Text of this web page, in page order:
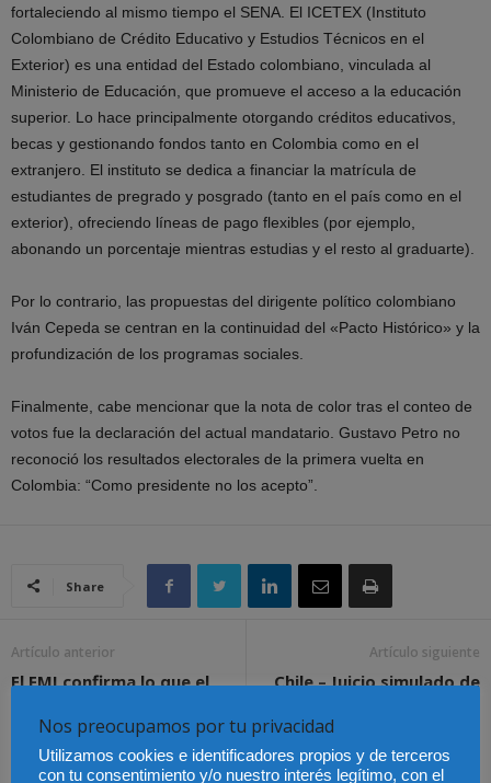
fortaleciendo al mismo tiempo el SENA. El ICETEX (Instituto
Colombiano de Crédito Educativo y Estudios Técnicos en el
Exterior) es una entidad del Estado colombiano, vinculada al
Ministerio de Educación, que promueve el acceso a la educación
superior. Lo hace principalmente otorgando créditos educativos,
becas y gestionando fondos tanto en Colombia como en el
extranjero. El instituto se dedica a financiar la matrícula de
estudiantes de pregrado y posgrado (tanto en el país como en el
exterior), ofreciendo líneas de pago flexibles (por ejemplo,
abonando un porcentaje mientras estudias y el resto al graduarte).
Por lo contrario, las propuestas del dirigente político colombiano
Iván Cepeda se centran en la continuidad del «Pacto Histórico» y la
profundización de los programas sociales.
Finalmente, cabe mencionar que la nota de color tras el conteo de
votos fue la declaración del actual mandatario. Gustavo Petro no
reconoció los resultados electorales de la primera vuelta en
Colombia: “Como presidente no los acepto”.
Share
Artículo anterior
El FMI confirma lo que el
tres años de Ley de
Vivienda, 120.000 pisos
menos y alquileres que no
Artículo siguiente
Chile – Juicio simulado de
Nos preocupamos por tu privacidad
Utilizamos cookies e identificadores propios y de terceros
con tu consentimiento y/o nuestro interés legítimo, con el